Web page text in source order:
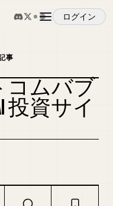
ログイン
事
コムバブ
投資サイ